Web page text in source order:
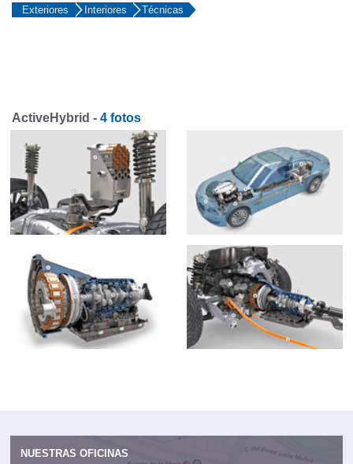
Exteriores Interiores Técnicas
ActiveHybrid - 4 fotos
NUESTRAS OFICINAS